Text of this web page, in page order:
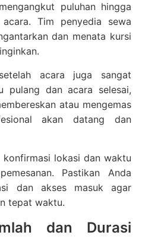
puluhan hingga
Tim penyedia sewa
dan menata kursi
acara juga sangat
pulang dan acara selesai,
atau mengemas
akan datang dan
konfirmasi lokasi dan waktu
Pastikan Anda
dan akses masuk agar
tepat waktu.
dan Durasi